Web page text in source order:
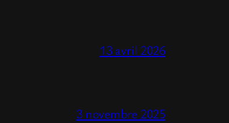
13 avril 2026
3 novembre 2025